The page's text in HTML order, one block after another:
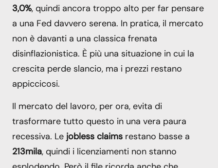
3,0%, quindi ancora troppo alto per far pensare
a una Fed davvero serena. In pratica, il mercato
non è davanti a una classica frenata
disinflazionistica. È più una situazione in cui la
crescita perde slancio, ma i prezzi restano
appiccicosi.
Il mercato del lavoro, per ora, evita di
trasformare tutto questo in una vera paura
recessiva. Le jobless claims restano basse a
213mila, quindi i licenziamenti non stanno